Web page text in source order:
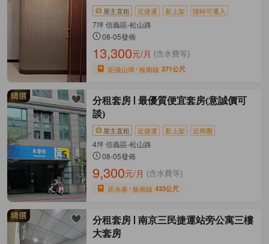
屋主直租 近捷運 新上架 隨時可遷入
7坪 信義區-松山路
08-05發佈
13,300元/月 (含水費等)
距後山埤 板南線 371公尺
分租套房
最優質便宜套房(意誠價可
談)
屋主直租 近捷運 新上架 近商圈
4坪 信義區-松山路
08-05發佈
9,300元/月 (含水費等)
距永春 板南線 433公尺
分租套房
南京三民捷運站旁公寓三樓
大套房